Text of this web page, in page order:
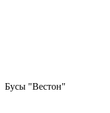
Бусы "Вестон"